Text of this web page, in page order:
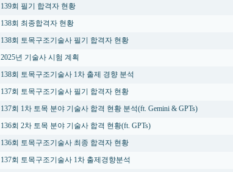
139회 필기 합격자 현황
138회 최종합격자 현황
138회 토목구조기술사 필기 합격자 현황
2025년 기술사 시험 계획
138회 토목구조기술사 1차 출제 경향 분석
137회 토목구조기술사 필기 합격자 현황
137회 1차 토목 분야 기술사 합격 현황 분석(ft. Gemini & GPTs)
136회 2차 토목 분야 기술사 합격 현황(ft. GPTs)
136회 토목구조기술사 최종 합격자 현황
137회 토목구조기술사 1차 출제경향분석